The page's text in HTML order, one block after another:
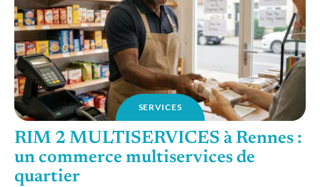
SERVICES
RIM 2 MULTISERVICES à Rennes :
un commerce multiservices de
quartier